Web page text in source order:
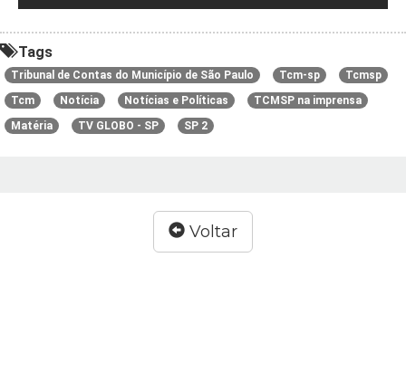
Tags
Tribunal de Contas do Município de São Paulo Tcm-sp
Tcmsp
Tcm
Notícia Notícias e Políticas
TCMSP na imprensa
Matéria
TV GLOBO - SP SP 2
Voltar